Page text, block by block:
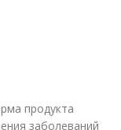
продукта
заболеваний